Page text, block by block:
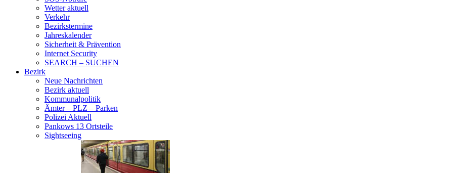
Wetter aktuell
Verkehr
Bezirkstermine
Jahreskalender
Sicherheit & Prävention
Internet Security
SEARCH – SUCHEN
Bezirk
Neue Nachrichten
Bezirk aktuell
Kommunalpolitik
Ämter – PLZ – Parken
Polizei Aktuell
Pankows 13 Ortsteile
Sightseeing